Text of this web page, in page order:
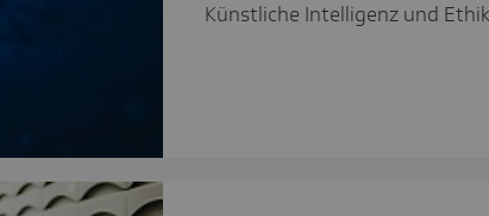
Künstliche Intelligenz und